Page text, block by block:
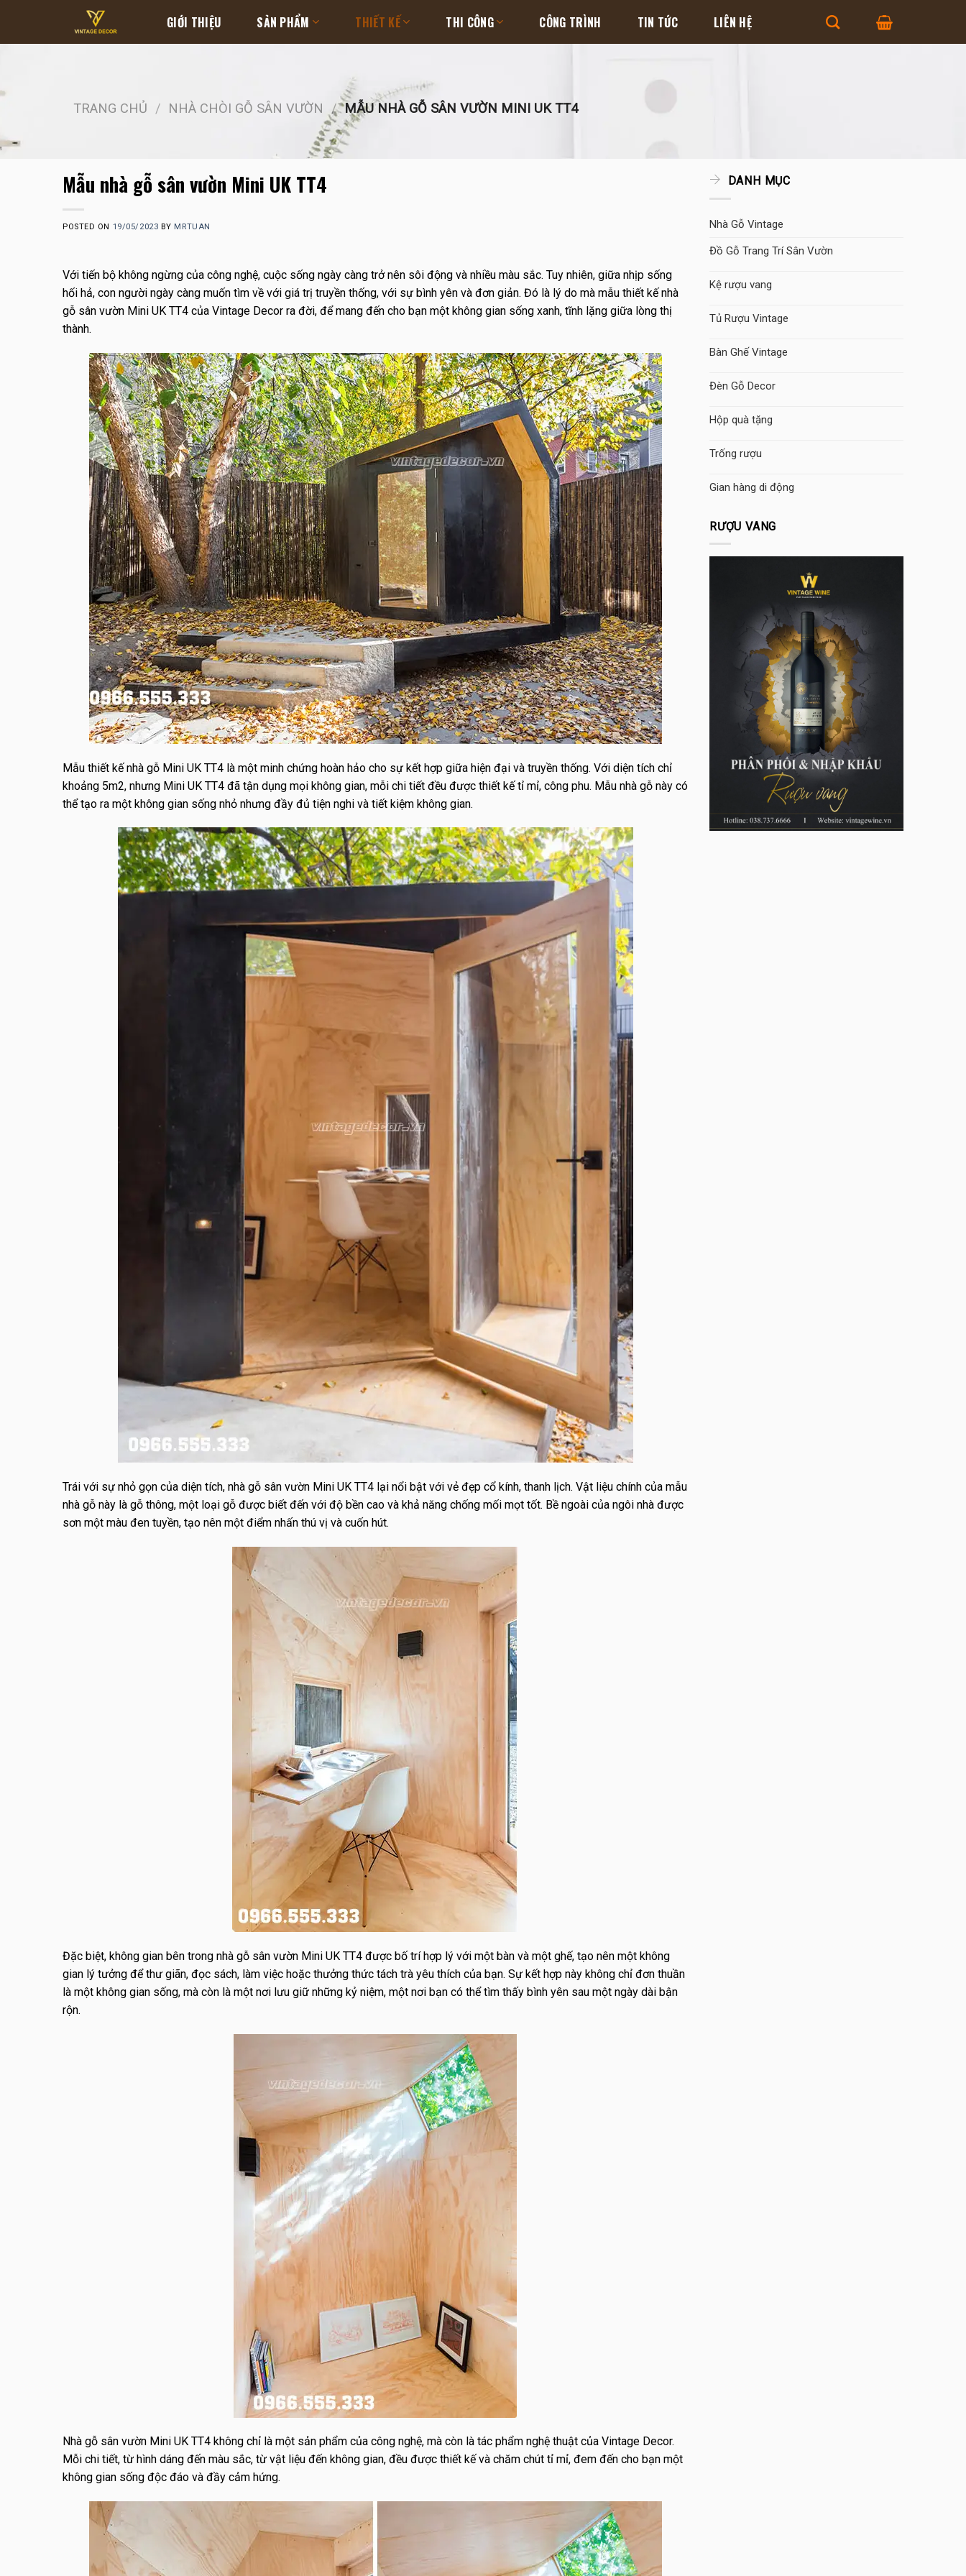
content
GIỚI THIỆU SẢN PHẨM THIẾT KẾ THI CÔNG CÔNG TRÌNH TIN TỨC LIÊN HỆ
TRANG CHỦ / NHÀ CHÒI GỖ SÂN VƯỜN / MẪU NHÀ GỖ SÂN VƯỜN MINI UK TT4
Mẫu nhà gỗ sân vườn Mini UK TT4
POSTED ON 19/05/2023 BY MRTUAN
Với tiến bộ không ngừng của công nghệ, cuộc sống ngày càng trở nên sôi động và nhiều màu sắc. Tuy nhiên, giữa nhịp sống
hối hả, con người ngày càng muốn tìm về với giá trị truyền thống, với sự bình yên và đơn giản. Đó là lý do mà mẫu thiết kế nhà
gỗ sân vườn Mini UK TT4 của Vintage Decor ra đời, để mang đến cho bạn một không gian sống xanh, tĩnh lặng giữa lòng thị
thành.
Mẫu thiết kế nhà gỗ Mini UK TT4 là một minh chứng hoàn hảo cho sự kết hợp giữa hiện đại và truyền thống. Với diện tích chỉ
khoảng 5m2, nhưng Mini UK TT4 đã tận dụng mọi không gian, mỗi chi tiết đều được thiết kế tỉ mỉ, công phu. Mẫu nhà gỗ này có
thể tạo ra một không gian sống nhỏ nhưng đầy đủ tiện nghi và tiết kiệm không gian.
Trái với sự nhỏ gọn của diện tích, nhà gỗ sân vườn Mini UK TT4 lại nổi bật với vẻ đẹp cổ kính, thanh lịch. Vật liệu chính của mẫu
nhà gỗ này là gỗ thông, một loại gỗ được biết đến với độ bền cao và khả năng chống mối mọt tốt. Bề ngoài của ngôi nhà được
sơn một màu đen tuyền, tạo nên một điểm nhấn thú vị và cuốn hút.
Đặc biệt, không gian bên trong nhà gỗ sân vườn Mini UK TT4 được bố trí hợp lý với một bàn và một ghế, tạo nên một không
gian lý tưởng để thư giãn, đọc sách, làm việc hoặc thưởng thức tách trà yêu thích của bạn. Sự kết hợp này không chỉ đơn thuần
là một không gian sống, mà còn là một nơi lưu giữ những kỷ niệm, một nơi bạn có thể tìm thấy bình yên sau một ngày dài bận
rộn.
Nhà gỗ sân vườn Mini UK TT4 không chỉ là một sản phẩm của công nghệ, mà còn là tác phẩm nghệ thuật của Vintage Decor.
Mỗi chi tiết, từ hình dáng đến màu sắc, từ vật liệu đến không gian, đều được thiết kế và chăm chút tỉ mỉ, đem đến cho bạn một
không gian sống độc đáo và đầy cảm hứng.
DANH MỤC
Nhà Gỗ Vintage
Đồ Gỗ Trang Trí Sân Vườn
Kệ rượu vang
Tủ Rượu Vintage
Bàn Ghế Vintage
Đèn Gỗ Decor
Hộp quà tặng
Trống rượu
Gian hàng di động
RƯỢU VANG